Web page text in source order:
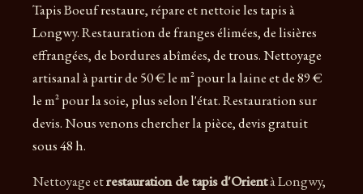
Tapis Boeuf restaure, répare et nettoie les tapis à
Longwy. Restauration de franges élimées, de lisières
effrangées, de bordures abîmées, de trous. Nettoyage
artisanal à partir de 50 € le m² pour la laine et de 89 €
le m² pour la soie, plus selon l'état. Restauration sur
devis. Nous venons chercher la pièce, devis gratuit
sous 48 h.
Nettoyage etrestauration de tapis d'Orientà Longwy,